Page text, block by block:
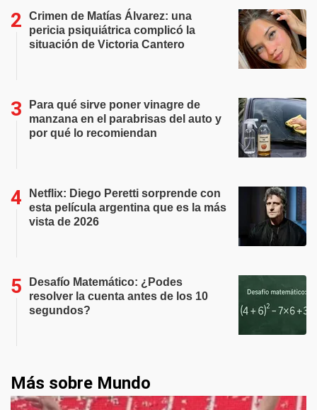
Crimen de Matías Álvarez: una
pericia psiquiátrica complicó la
situación de Victoria Cantero
Para qué sirve poner vinagre de
manzana en el parabrisas del auto y
por qué lo recomiendan
Netflix: Diego Peretti sorprende con
esta película argentina que es la más
vista de 2026
Desafío Matemático: ¿Podes
resolver la cuenta antes de los 10
segundos?
Más sobre Mundo